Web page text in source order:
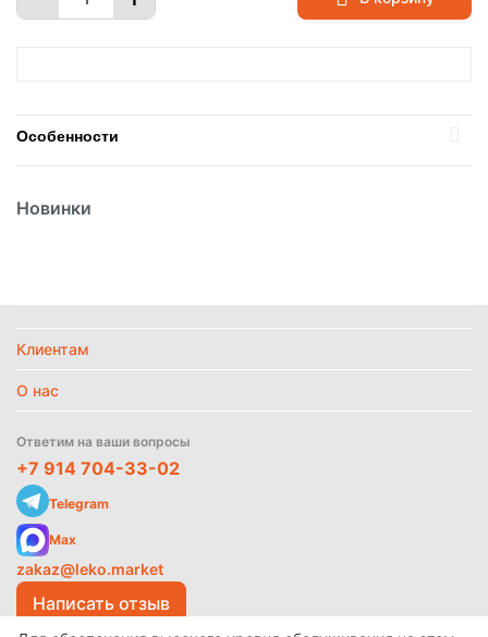
Особенности
Вид
Температурный режим Замороженное
Найти похожие
Новинки
Клиентам
О нас
Ответим на ваши вопросы
+7 914 704-33-02
Telegram
Max
zakaz@leko.market
Написать отзыв
данных